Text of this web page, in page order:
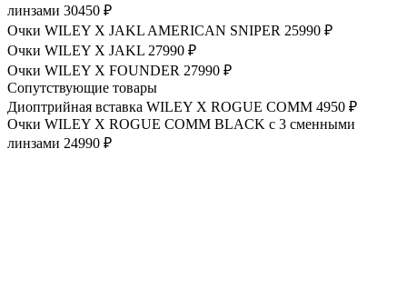
линзами 30450 ₽
Очки WILEY X JAKL AMERICAN SNIPER 25990 ₽
Очки WILEY X JAKL 27990 ₽
Очки WILEY X FOUNDER 27990 ₽
Сопутствующие товары
Диоптрийная вставка WILEY X ROGUE COMM 4950 ₽
Очки WILEY X ROGUE COMM BLACK с 3 сменными
линзами 24990 ₽